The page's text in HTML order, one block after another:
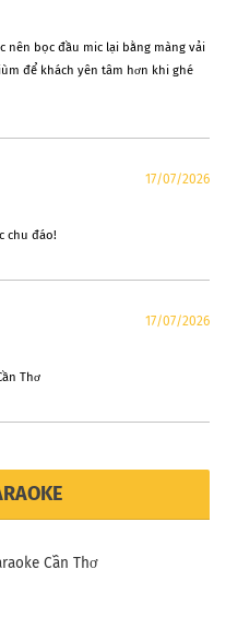
nên bọc đầu mic lại bằng màng vải
để khách yên tâm hơn khi ghé
17/07/2026
chu đáo!
17/07/2026
Thơ
Cần Thơ